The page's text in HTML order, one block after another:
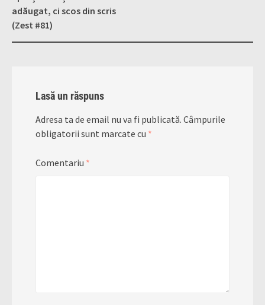
adăugat, ci scos din scris
(Zest #81)
Lasă un răspuns
Adresa ta de email nu va fi publicată. Câmpurile
obligatorii sunt marcate cu *
Comentariu *